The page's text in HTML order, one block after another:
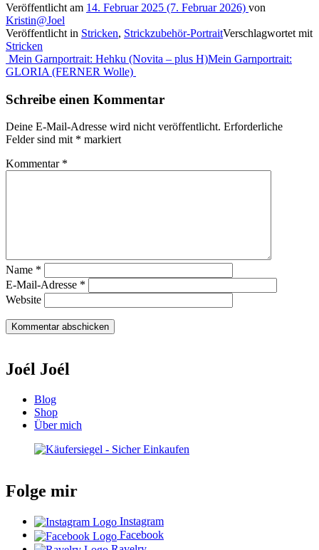
Veröffentlicht am 14. Februar 2025 (7. Februar 2026) von
Kristin@Joel
Veröffentlicht in Stricken, Strickzubehör-PortraitVerschlagwortet mit
Stricken
Beitragsnavigation
Mein Garnportrait: Hehku (Novita – plus H)Mein Garnportrait:
GLORIA (FERNER Wolle)
Schreibe einen Kommentar
Deine E-Mail-Adresse wird nicht veröffentlicht. Erforderliche
Felder sind mit * markiert
Kommentar *
Name *
E-Mail-Adresse *
Website
Joél Joél
Blog
Shop
Über mich
Folge mir
Instagram
Facebook